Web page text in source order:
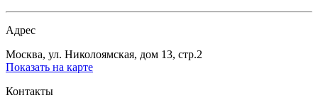
Адрес
Москва, ул. Николоямская, дом 13, стр.2
Показать на карте
Контакты